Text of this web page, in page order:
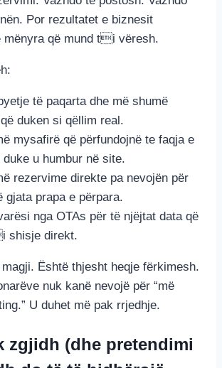
Por rezultatet e biznesit
mënyra që mund ti vëresh.
të paqarta dhe më shumë
duken si qëllim real.
mysafirë që përfundojnë te faqja e
duke u humbur në site.
rezervime direkte pa nevojën për
gjata prapa e përpara.
nga OTAs për të njëjtat data që
shisje direkt.
Është thjesht heqje fërkimesh.
nuk kanë nevojë për “më
U duhet më pak rrjedhje.
zgjidh (dhe pretendimi